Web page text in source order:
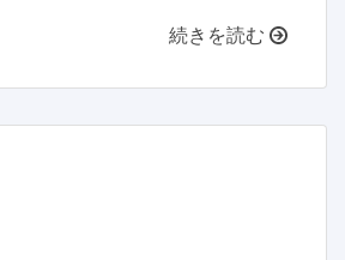
続きを読む